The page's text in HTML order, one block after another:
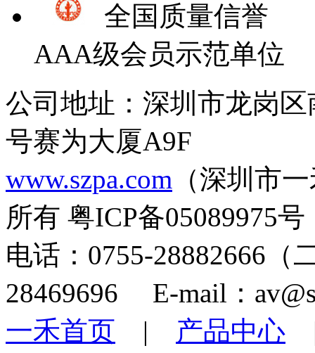
全国质量信誉
AAA级会员示范单位
公司地址：深圳市龙岗
号赛为大厦A9F
www.szpa.com （深圳市
所有 粤ICP备05089975号
电话：0755-28882666
28469696 E-mail：
一禾首页 | 产品中心